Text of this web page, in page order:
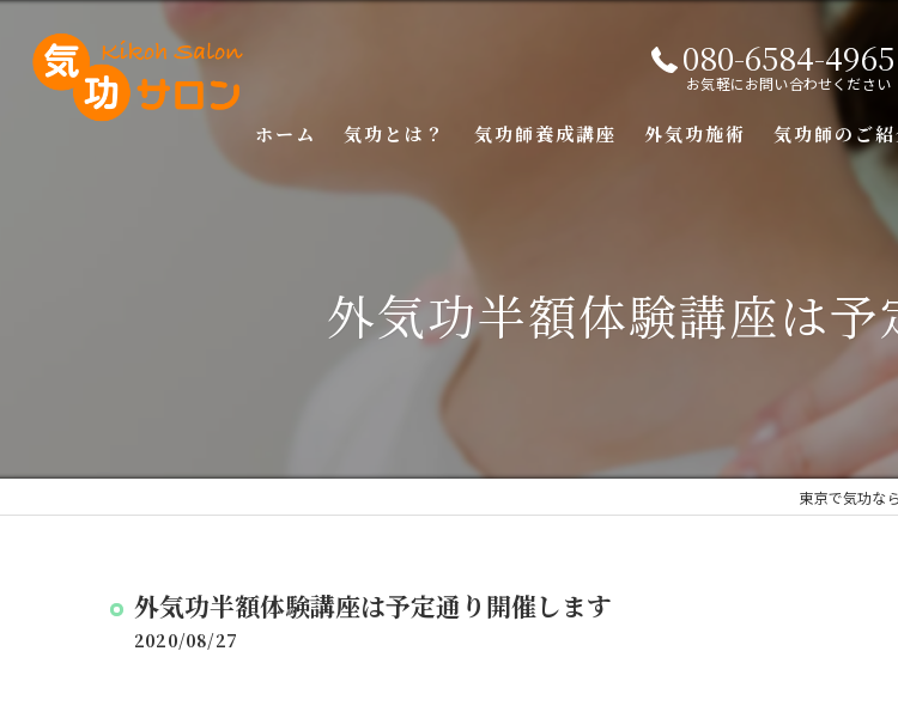
080-6584-4965
お気軽にお問い合わせください
ホーム 気功とは？ 気功師養成講座
応用講座
外気功施術 気功師のご紹
外気功半額体験講座は
東京で気功な
外気功半額体験講座は予定通り開催します
2020/08/27